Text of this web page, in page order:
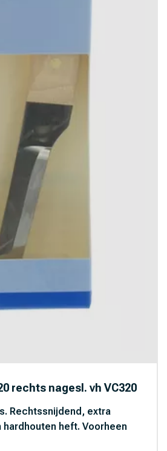
rechts nagesl. vh VC320
Rechtssnijdend, extra
heft. Voorheen